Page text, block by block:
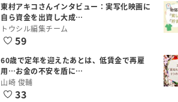
東村アキコさんインタビュー：実写化映画に
自ら資金を出資し大成…
トウシル編集チーム
59
60歳で定年を迎えたあとは、低賃金で再雇
用…お金の不安を盾に…
山崎 俊輔
33